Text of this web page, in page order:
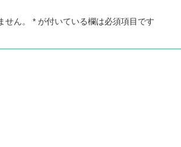
ん。 * が付いている欄は必須項目です